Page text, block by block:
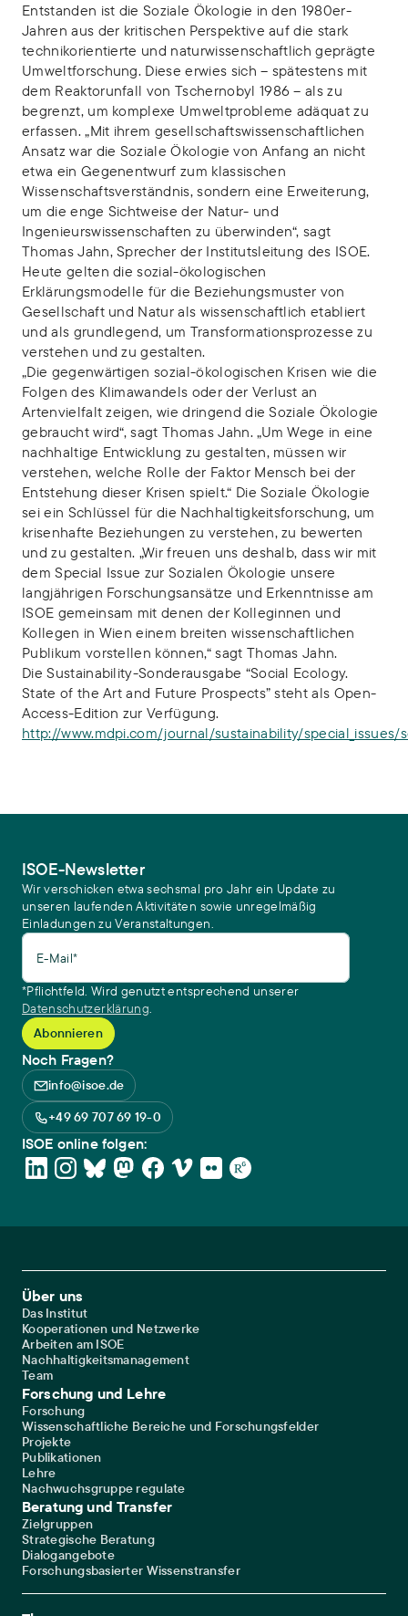
Entstanden ist die Soziale Ökologie in den 1980er-
Jahren aus der kritischen Perspektive auf die stark
technikorientierte und naturwissenschaftlich geprägte
Umweltforschung. Diese erwies sich – spätestens mit
dem Reaktorunfall von Tschernobyl 1986 – als zu
begrenzt, um komplexe Umweltprobleme adäquat zu
erfassen. „Mit ihrem gesellschaftswissenschaftlichen
Ansatz war die Soziale Ökologie von Anfang an nicht
etwa ein Gegenentwurf zum klassischen
Wissenschaftsverständnis, sondern eine Erweiterung,
um die enge Sichtweise der Natur- und
Ingenieurswissenschaften zu überwinden“, sagt
Thomas Jahn, Sprecher der Institutsleitung des ISOE.
Heute gelten die sozial-ökologischen
Erklärungsmodelle für die Beziehungsmuster von
Gesellschaft und Natur als wissenschaftlich etabliert
und als grundlegend, um Transformationsprozesse zu
verstehen und zu gestalten.
„Die gegenwärtigen sozial-ökologischen Krisen wie die
Folgen des Klimawandels oder der Verlust an
Artenvielfalt zeigen, wie dringend die Soziale Ökologie
gebraucht wird“, sagt Thomas Jahn. „Um Wege in eine
nachhaltige Entwicklung zu gestalten, müssen wir
verstehen, welche Rolle der Faktor Mensch bei der
Entstehung dieser Krisen spielt.“ Die Soziale Ökologie
sei ein Schlüssel für die Nachhaltigkeitsforschung, um
krisenhafte Beziehungen zu verstehen, zu bewerten
und zu gestalten. „Wir freuen uns deshalb, dass wir mit
dem Special Issue zur Sozialen Ökologie unsere
langjährigen Forschungsansätze und Erkenntnisse am
ISOE gemeinsam mit denen der Kolleginnen und
Kollegen in Wien einem breiten wissenschaftlichen
Publikum vorstellen können,“ sagt Thomas Jahn.
Die Sustainability-Sonderausgabe “Social Ecology.
State of the Art and Future Prospects” steht als Open-
Access-Edition zur Verfügung.
http://www.mdpi.com/journal/sustainability/special_issues/
ISOE-Newsletter
Wir verschicken etwa sechsmal pro Jahr ein Update zu
unseren laufenden Aktivitäten sowie unregelmäßig
Einladungen zu Veranstaltungen.
E-Mail*
*Pflichtfeld. Wird genutzt entsprechend unserer
Datenschutzerklärung.
Noch Fragen?
info@isoe.de
+49 69 707 69 19-0
ISOE online folgen:
Footer Main Navigation
Über uns
Das Institut
Kooperationen und Netzwerke
Arbeiten am ISOE
Nachhaltigkeitsmanagement
Team
Forschung und Lehre
Forschung
Wissenschaftliche Bereiche und Forschungsfelder
Projekte
Publikationen
Lehre
Nachwuchsgruppe regulate
Beratung und Transfer
Zielgruppen
Strategische Beratung
Dialogangebote
Forschungsbasierter Wissenstransfer